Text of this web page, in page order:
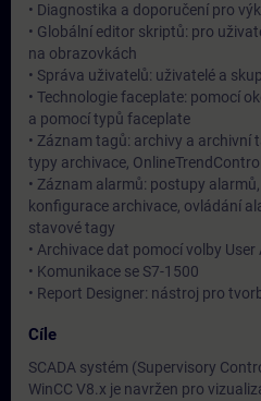
• Diagnostika a doporučení pro
• Globální editor skriptů: pro
na obrazovkách
• Správa uživatelů: uživatelé a
• Technologie faceplate: pomocí
a pomocí typů faceplate
• Záznam tagů: archivy a archivní
typy archivace, OnlineTrendControl
• Záznam alarmů: postupy
konfigurace archivace, ovládání
stavové tagy
• Archivace dat pomocí volby User
• Komunikace se S7-1500
• Report Designer: nástroj pro
Cíle
SCADA systém (Supervisory
WinCC V8.x je navržen pro